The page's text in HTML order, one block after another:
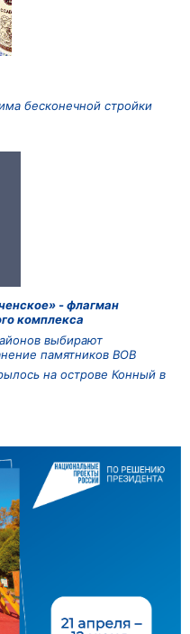
бесконечной стройки
- флагман
комплекса
выбирают
памятников ВОВ
на острове Конный в